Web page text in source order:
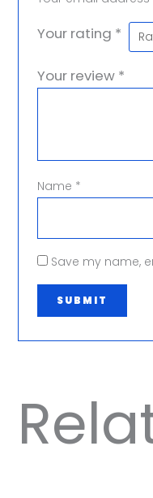
Your rating *
Your review *
Name *
Save my name,